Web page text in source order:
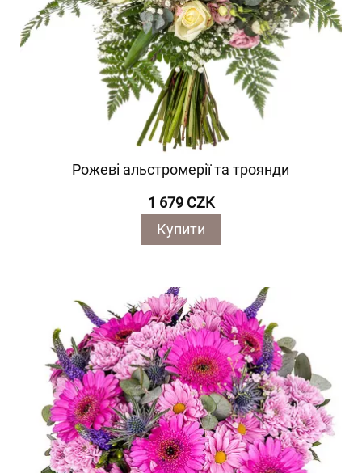
Рожеві альстромерії та троянди
1 679 CZK
Купити